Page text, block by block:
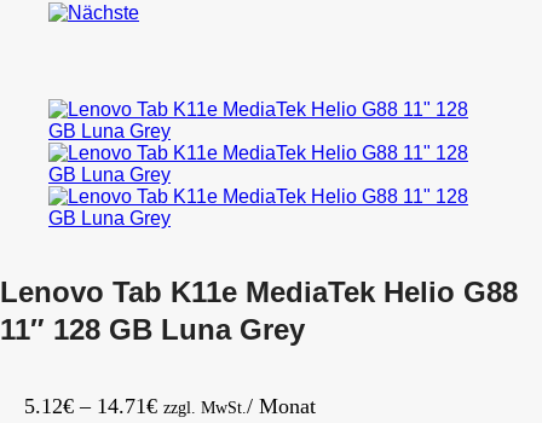
Titanium
Lenovo
TB352XU
11,45″
Lenovo Tab K11e MediaTek Helio G88
11″ 128 GB Luna Grey
5.12€ – 14.71€Preisspanne:
zzgl. MwSt./ Monat